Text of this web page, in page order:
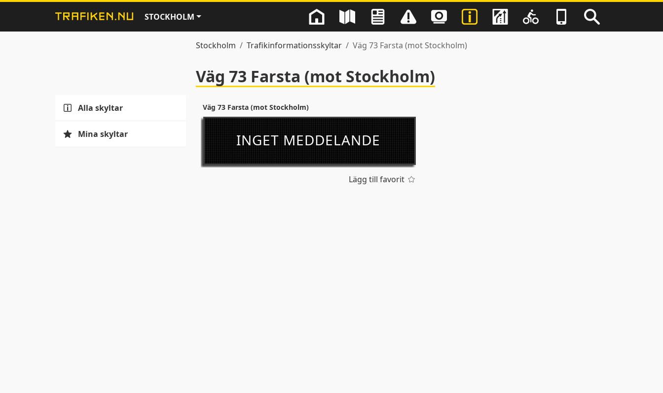
STOCKHOLM
Stockholm Trafikinformationsskyltar Väg 73 Farsta (mot Stockholm)
Väg 73 Farsta (mot Stockholm)
Alla skyltar
Mina skyltar
Väg 73 Farsta (mot Stockholm)
INGET MEDDELANDE
Lägg till favorit